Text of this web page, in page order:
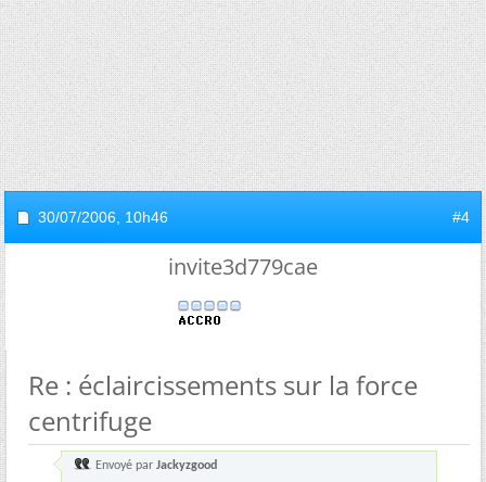
30/07/2006, 10h46 #4
invite3d779cae
Re : éclaircissements sur la force
centrifuge
Envoyé par Jackyzgood